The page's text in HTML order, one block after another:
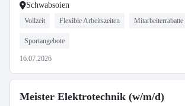
Schwabsoien
Vollzeit Flexible Arbeitszeiten Mitarbeiterrabatte
Sportangebote
16.07.2026
Meister Elektrotechnik (w/m/d)